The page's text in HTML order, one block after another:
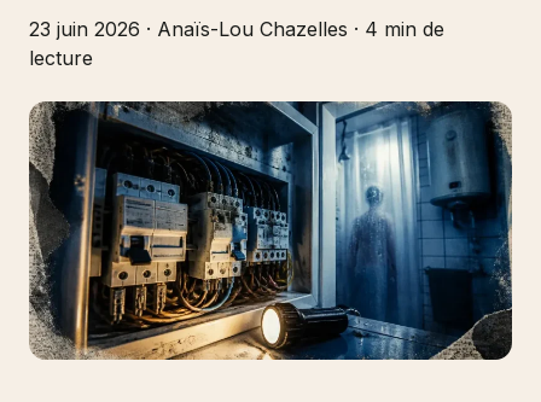
23 juin 2026 · Anaïs-Lou Chazelles · 4 min de
lecture